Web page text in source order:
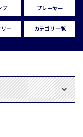
プ プレーヤー
ー カテゴリ一覧